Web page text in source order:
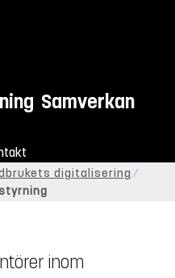
Samverkan
digitalisering
inom